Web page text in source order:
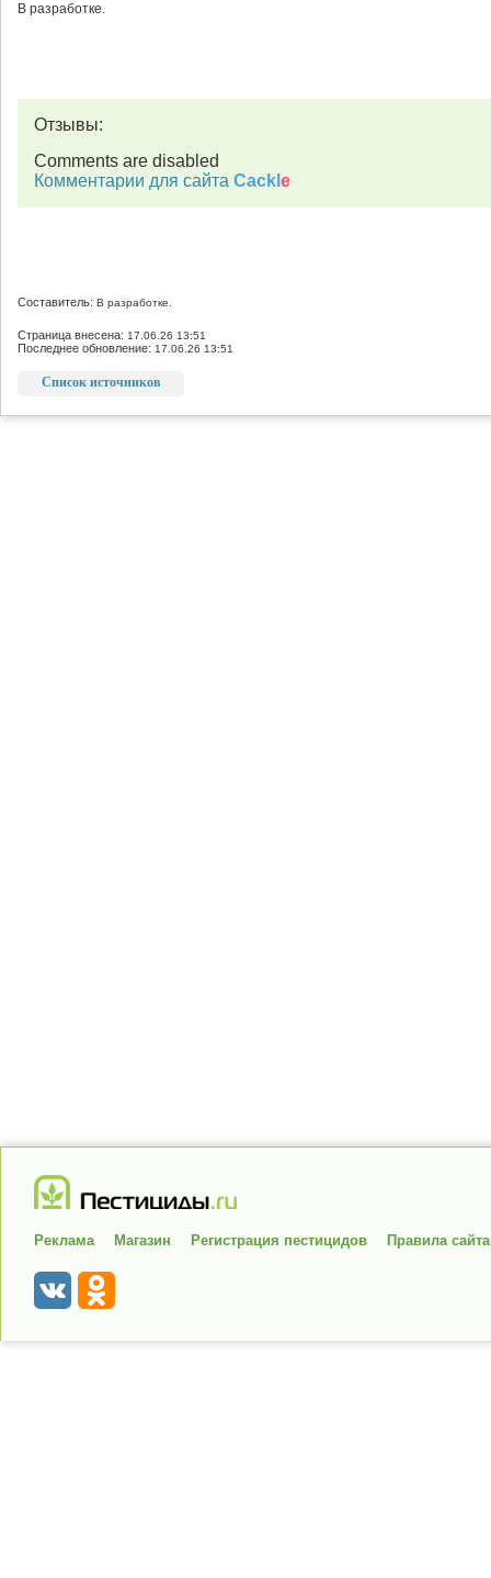
В разработке.
Отзывы:
Comments are disabled
Комментарии для сайта Cackl e
Составитель: В разработке.
Страница внесена: 17.06.26 13:51
Последнее обновление: 17.06.26 13:51
Список источников
Реклама Магазин Регистрация пестицидов Правила сайта